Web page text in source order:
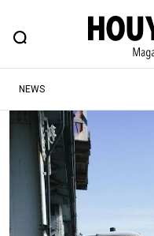
FEATURE
ヒップなファッション、
#注目のタグ
#SHOPPING ADDICT
#ESSENTIAL DESIGNS
#NEW VINTAGE
NEWS